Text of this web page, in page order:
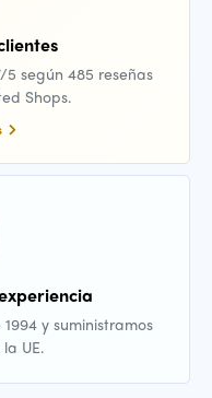
5 según 485 reseñas
Shops.
y suministramos
UE.